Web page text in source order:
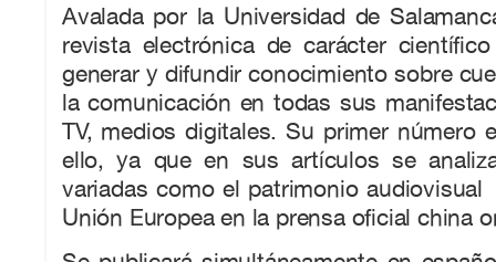
Avalada por la Universidad de
revista electrónica de carácter
generar y difundir conocimiento sobre
la comunicación en todas sus
TV, medios digitales. Su primer número
ello, ya que en sus artículos se
variadas como el patrimonio
Unión Europea en la prensa oficial china